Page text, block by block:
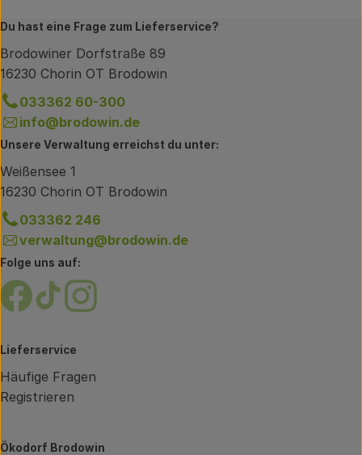
Du hast eine Frage zum Lieferservice?
Brodowiner Dorfstraße 89
16230 Chorin OT Brodowin
033362 60-300
info@brodowin.de
Unsere Verwaltung erreichst du unter:
Weißensee 1
16230 Chorin OT Brodowin
033362 246
verwaltung@brodowin.de
Folge uns auf:
Externer Link zu https://www.facebook.com/
Externer Link zu https://www.tiktok.com/
Externer Link zu https://
Lieferservice
Häufige Fragen
Registrieren
Ökodorf Brodowin